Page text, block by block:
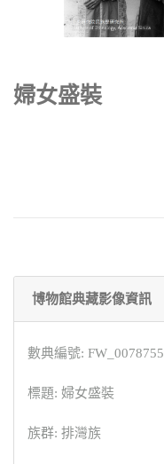
婦女盛裝
博物館典藏影像資訊
數典編號: FW_0078755
標題: 婦女盛裝
族群: 排灣族